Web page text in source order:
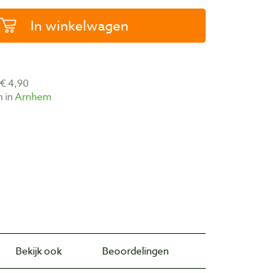
In winkelwagen
4,90
inArnhem
Bekijk ook Beoordelingen